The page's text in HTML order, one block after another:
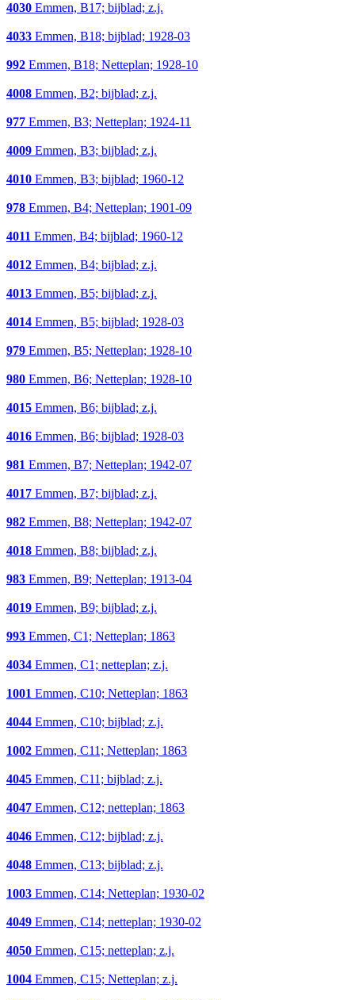
4030 Emmen, B17; bijblad; z.j.
4033 Emmen, B18; bijblad; 1928-03
992 Emmen, B18; Netteplan; 1928-10
4008 Emmen, B2; bijblad; z.j.
977 Emmen, B3; Netteplan; 1924-11
4009 Emmen, B3; bijblad; z.j.
4010 Emmen, B3; bijblad; 1960-12
978 Emmen, B4; Netteplan; 1901-09
4011 Emmen, B4; bijblad; 1960-12
4012 Emmen, B4; bijblad; z.j.
4013 Emmen, B5; bijblad; z.j.
4014 Emmen, B5; bijblad; 1928-03
979 Emmen, B5; Netteplan; 1928-10
980 Emmen, B6; Netteplan; 1928-10
4015 Emmen, B6; bijblad; z.j.
4016 Emmen, B6; bijblad; 1928-03
981 Emmen, B7; Netteplan; 1942-07
4017 Emmen, B7; bijblad; z.j.
982 Emmen, B8; Netteplan; 1942-07
4018 Emmen, B8; bijblad; z.j.
983 Emmen, B9; Netteplan; 1913-04
4019 Emmen, B9; bijblad; z.j.
993 Emmen, C1; Netteplan; 1863
4034 Emmen, C1; netteplan; z.j.
1001 Emmen, C10; Netteplan; 1863
4044 Emmen, C10; bijblad; z.j.
1002 Emmen, C11; Netteplan; 1863
4045 Emmen, C11; bijblad; z.j.
4047 Emmen, C12; netteplan; 1863
4046 Emmen, C12; bijblad; z.j.
4048 Emmen, C13; bijblad; z.j.
1003 Emmen, C14; Netteplan; 1930-02
4049 Emmen, C14; netteplan; 1930-02
4050 Emmen, C15; netteplan; z.j.
1004 Emmen, C15; Netteplan; z.j.